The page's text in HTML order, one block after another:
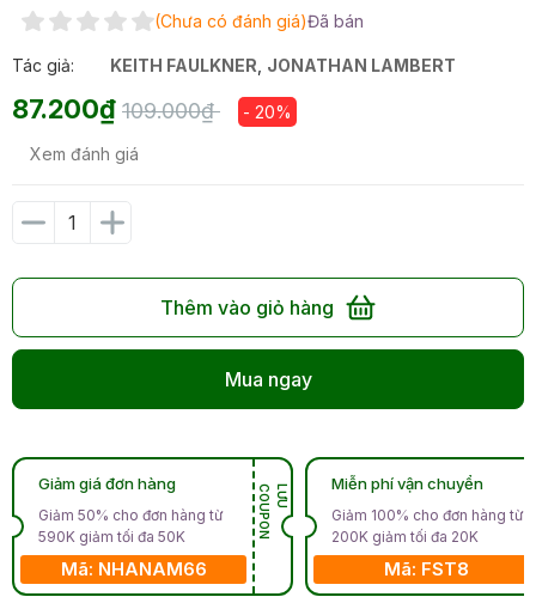
(Chưa có đánh giá)Đã bán
Tác giả: KEITH FAULKNER JONATHAN LAMBERT
87.200₫ 109.000₫ - 20%
Xem đánh giá
Thêm vào giỏ hàng
Mua ngay
Giảm giá đơn hàng
Giảm 50% cho đơn hàng từ
590K giảm tối đa 50K
Mã: NHANAM66
L
Ư
U
C
O
U
P
O
N
Miễn phí vận chuyển
Giảm 100% cho đơn hàng từ
200K giảm tối đa 20K
Mã: FST8